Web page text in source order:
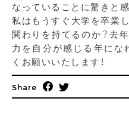
なっていることに驚きと感
私はもうすぐ大学を卒業
関わりを持てるのか？去
力を自分が感じる年にな
くお願いいたします！
Share